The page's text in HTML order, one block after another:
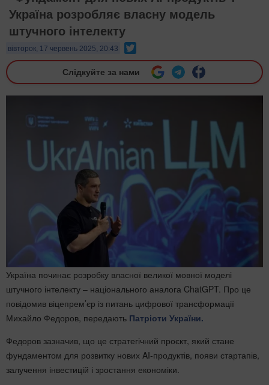
Україна розробляє власну модель
штучного інтелекту
вівторок, 17 червень 2025, 20:43
Слідкуйте за нами
Україна починає розробку власної великої мовної моделі
штучного інтелекту – національного аналога ChatGPT. Про це
повідомив віцепрем’єр із питань цифрової трансформації
Михайло Федоров, передають Патріоти України.
Федоров зазначив, що це стратегічний проєкт, який стане
фундаментом для розвитку нових AI-продуктів, появи стартапів,
залучення інвестицій і зростання економіки.